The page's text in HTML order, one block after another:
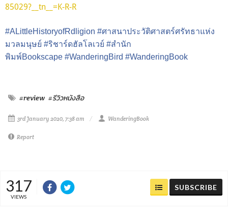
85029?__tn__=K-R-R
#ALittleHistoryofRdligion #ศาสนาประวัติศาสตร์ศรัทธาแห่ง
มวลมนุษย์ #ริชาร์ดฮัลโลเวย์ #สำนัก
พิมพ์Bookscape #WanderingBird #WanderingBook
#review #รีวิวหนังสือ
3rd January 2020, 7:38 am WanderingBook
Report
317
VIEWS
SUBSCRIBE